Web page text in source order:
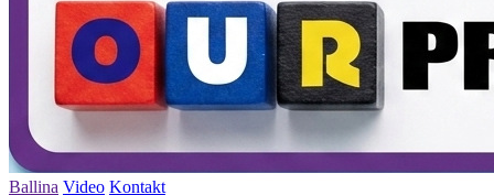
Ballina Video Kontakt